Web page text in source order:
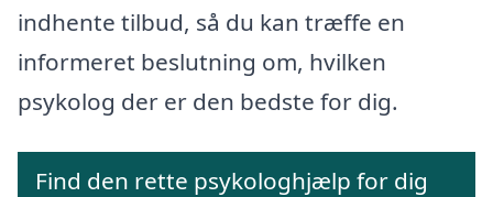
indhente tilbud, så du kan træffe en
informeret beslutning om, hvilken
psykolog der er den bedste for dig.
Find den rette psykologhjælp for dig